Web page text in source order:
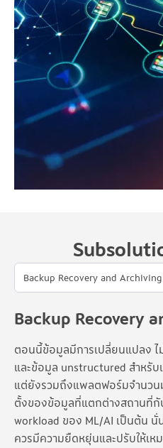
Backup Recovery
ตอนนี้ข้อมูลมีการเปลี่ยนแปลง
และข้อมูล unstructured สำหรั
แต่ยังรวมถึงแพลตฟอร์มจำนว
ตั้งของข้อมูลที่แตกต่างสถานที่กั
workload ของ ML/AI เป็นต้น
ควรมีความยืดหยุ่นและปรับให้เห